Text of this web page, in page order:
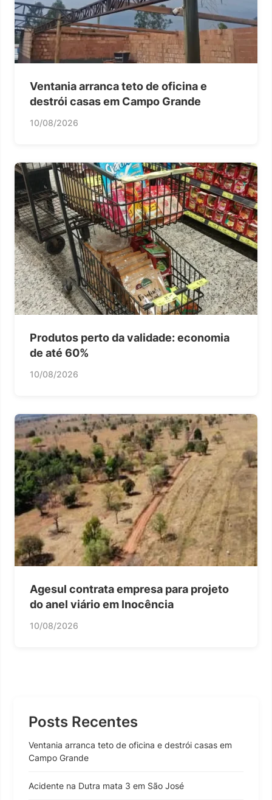
Ventania arranca teto de oficina e
destrói casas em Campo Grande
10/08/2026
Produtos perto da validade: economia
de até 60%
10/08/2026
Agesul contrata empresa para projeto
do anel viário em Inocência
10/08/2026
Posts Recentes
Ventania arranca teto de oficina e destrói casas em
Campo Grande
Acidente na Dutra mata 3 em São José